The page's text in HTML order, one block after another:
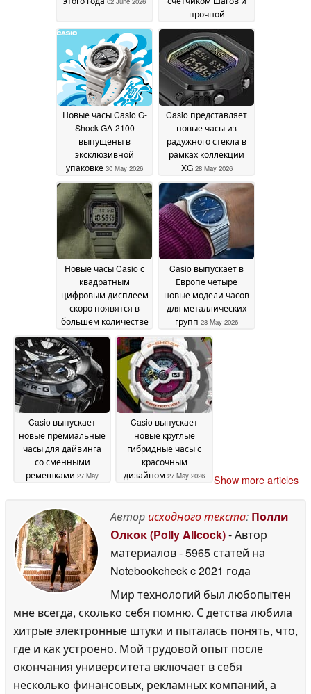
прочной
конструкцией30 May
2026
Новые часы Casio G-
Shock GA-2100
выпущены в
эксклюзивной
упаковке 30 May 2026
Casio представляет
новые часы из
радужного стекла в
рамках коллекции
XG 28 May 2026
Новые часы Casio с
квадратным
цифровым дисплеем
скоро появятся в
большем количестве
стран28 May 2026
Casio выпускает в
Европе четыре
новые модели часов
для металлических
групп 28 May 2026
Casio выпускает
новые премиальные
часы для дайвинга
со сменными
ремешками 27 May
Casio выпускает
новые круглые
гибридные часы с
красочным
дизайном 27 May 2026 Show more articles
Авторисходного текста: Полли
Олкок (Polly Allcock)- Автор
материалов- 5965 статей на
Notebookcheckc 2021 года
Мир технологий был любопытен
мне всегда, сколько себя помню. С детства любила
хитрые электронные штуки и пыталась понять, что,
где и как устроено. Мой трудовой опыт после
окончания университета включает в себя
несколько финансовых, рекламных компаний, а